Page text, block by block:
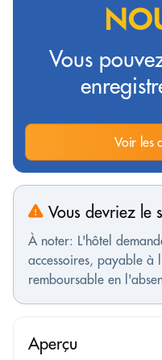
Vous
Voir les
Vous devriez le
À noter: L'hôtel
accessoires, payable à
remboursable en
Aperçu